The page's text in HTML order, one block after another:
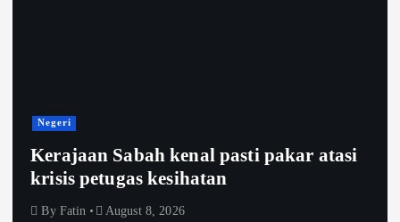
Negeri
Kerajaan Sabah kenal pasti pakar atasi
krisis petugas kesihatan
By Fatin August 8, 2026